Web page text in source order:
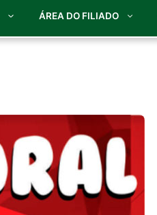
ÁREA DO FILIADO